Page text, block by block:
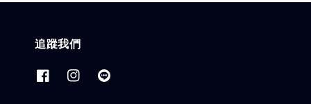
追蹤我們